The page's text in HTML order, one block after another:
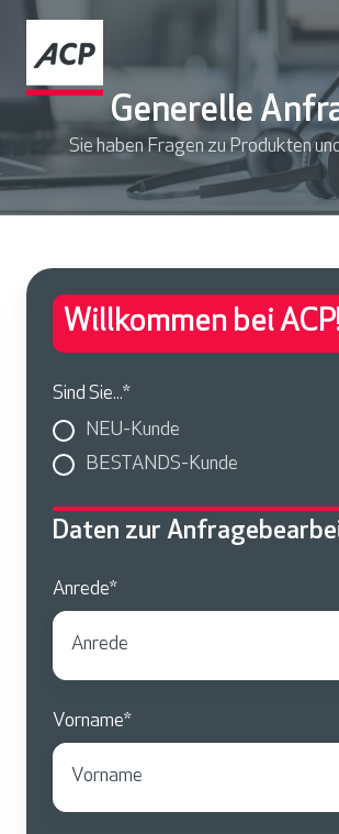
Generelle
Sie haben Fragen zu Produkten
Willkommen bei
Sind Sie...*
NEU-Kunde
BESTANDS-Kunde
Daten zur
Anrede*
Vorname*